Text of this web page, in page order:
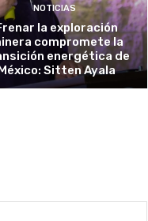
NOTICIAS
la exploración
compromete la
energética de
Sitten Ayala